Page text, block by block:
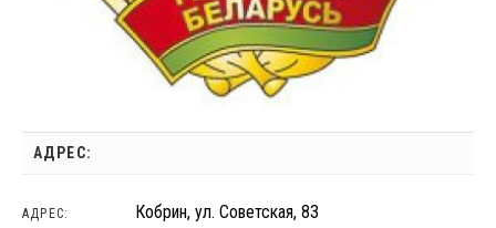
АДРЕС:
АДРЕС: Кобрин, ул. Советская, 83